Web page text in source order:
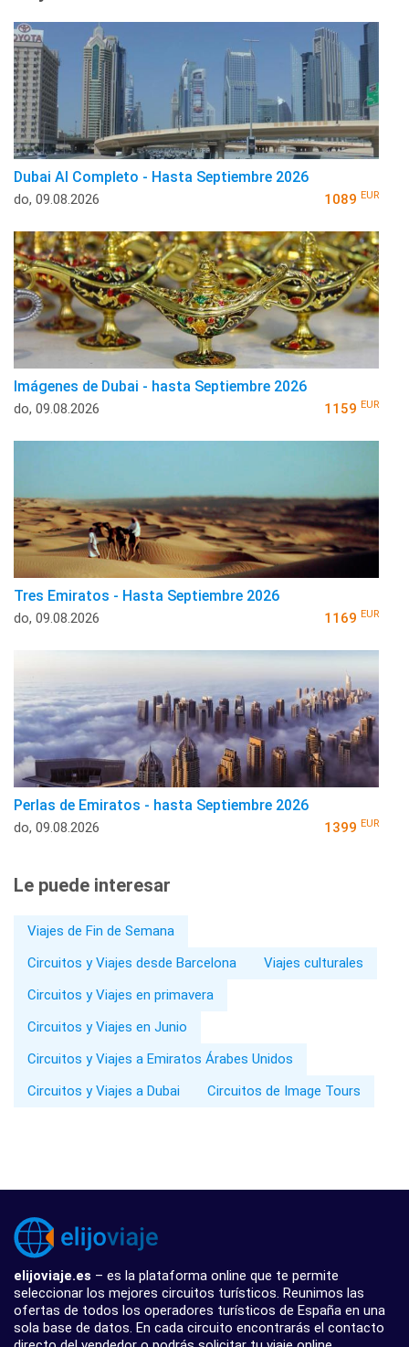
Dubai Al Completo - Hasta Septiembre 2026
do, 09.08.2026 1089 EUR
Imágenes de Dubai - hasta Septiembre 2026
do, 09.08.2026 1159 EUR
Tres Emiratos - Hasta Septiembre 2026
do, 09.08.2026 1169 EUR
Perlas de Emiratos - hasta Septiembre 2026
do, 09.08.2026 1399 EUR
Le puede interesar
Viajes de Fin de Semana
Circuitos y Viajes desde Barcelona
Viajes culturales
Circuitos y Viajes en primavera
Circuitos y Viajes en Junio
Circuitos y Viajes a Emiratos Árabes Unidos
Circuitos y Viajes a Dubai
Circuitos de Image Tours
elijoviaje.es – es la plataforma online que te permite
seleccionar los mejores circuitos turísticos. Reunimos las
ofertas de todos los operadores turísticos de España en una
sola base de datos. En cada circuito encontrarás el contacto